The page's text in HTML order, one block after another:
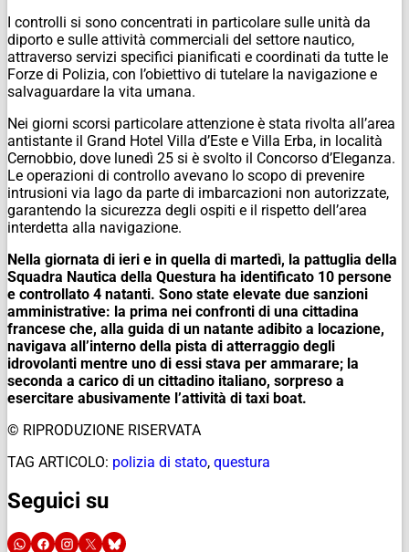
I controlli si sono concentrati in particolare sulle unità da
diporto e sulle attività commerciali del settore nautico,
attraverso servizi specifici pianificati e coordinati da tutte le
Forze di Polizia, con l’obiettivo di tutelare la navigazione e
salvaguardare la vita umana.
Nei giorni scorsi particolare attenzione è stata rivolta all’area
antistante il Grand Hotel Villa d’Este e Villa Erba, in località
Cernobbio, dove lunedì 25 si è svolto il Concorso d’Eleganza.
Le operazioni di controllo avevano lo scopo di prevenire
intrusioni via lago da parte di imbarcazioni non autorizzate,
garantendo la sicurezza degli ospiti e il rispetto dell’area
interdetta alla navigazione.
Nella giornata di ieri e in quella di martedì, la pattuglia della
Squadra Nautica della Questura ha identificato 10 persone
e controllato 4 natanti. Sono state elevate due sanzioni
amministrative: la prima nei confronti di una cittadina
francese che, alla guida di un natante adibito a locazione,
navigava all’interno della pista di atterraggio degli
idrovolanti mentre uno di essi stava per ammarare; la
seconda a carico di un cittadino italiano, sorpreso a
esercitare abusivamente l’attività di taxi boat.
© RIPRODUZIONE RISERVATA
TAG ARTICOLO: polizia di stato, questura
Seguici su